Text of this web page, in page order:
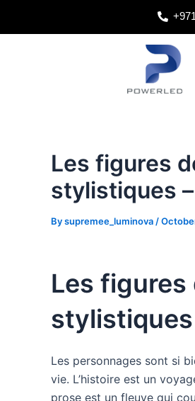
Les figures
stylistiques
Bysupremee_luminova /
Les
Les personnages sont si
vie. L’histoire est un
prose est un fleuve qui